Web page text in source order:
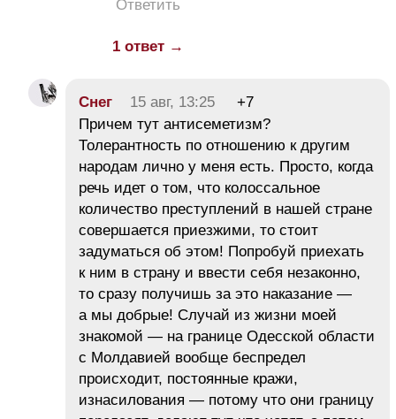
Ответить
1 ответ →
Снег 15 авг, 13:25
+7
Причем тут антисеметизм?
Толерантность по отношению к другим
народам лично у меня есть. Просто, когда
речь идет о том, что колоссальное
количество преступлений в нашей стране
совершается приезжими, то стоит
задуматься об этом! Попробуй приехать
к ним в страну и ввести себя незаконно,
то сразу получишь за это наказание —
а мы добрые! Случай из жизни моей
знакомой — на границе Одесской области
с Молдавией вообще беспредел
происходит, постоянные кражи,
изнасилования — потому что они границу